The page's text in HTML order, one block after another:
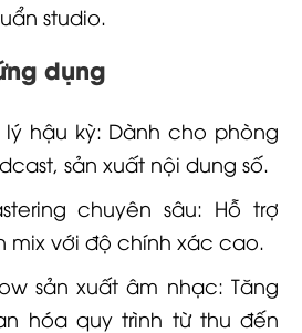
studio.
dụng
lý hậu kỳ: Dành cho phòng
sản xuất nội dung số.
chuyên sâu: Hỗ trợ
mix với độ chính xác cao.
sản xuất âm nhạc: Tăng
hóa quy trình từ thu đến